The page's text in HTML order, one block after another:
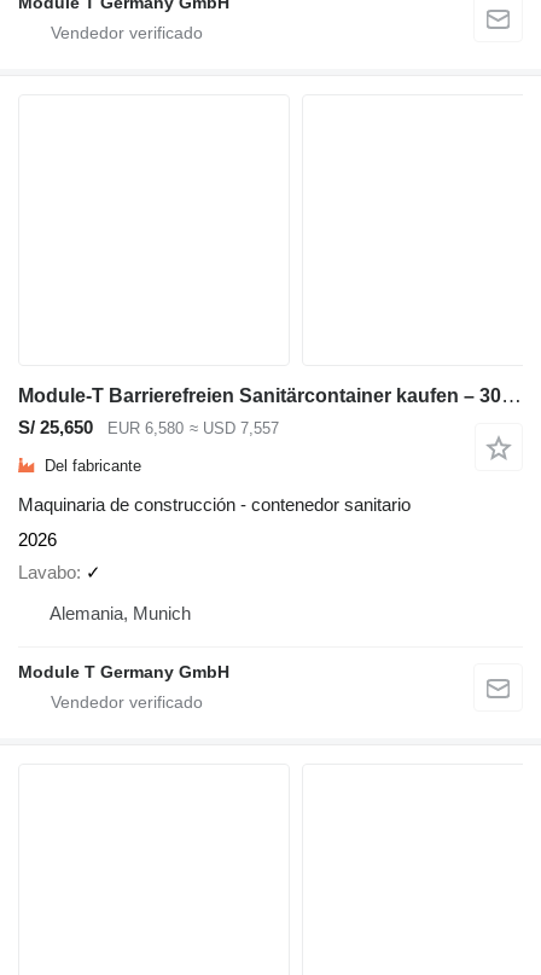
Module-T Barrierefreien Sanitärcontainer kaufen – 300 × 240 cm, 7,2 m² |
S/ 25,650 EUR 6,580 ≈ USD 7,557
Del fabricante
Maquinaria de construcción - contenedor sanitario
2026
Lavabo ✓
Alemania, Munich
Module T Germany GmbH